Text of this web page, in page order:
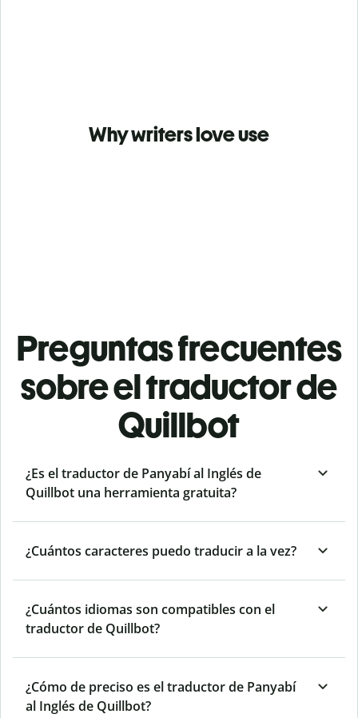
Why writers love use
Preguntas frecuentes
sobre el traductor de
Quillbot
¿Es el traductor de Panyabí al Inglés de
Quillbot una herramienta gratuita?
¿Cuántos caracteres puedo traducir a la vez?
¿Cuántos idiomas son compatibles con el
traductor de Quillbot?
¿Cómo de preciso es el traductor de Panyabí
al Inglés de Quillbot?